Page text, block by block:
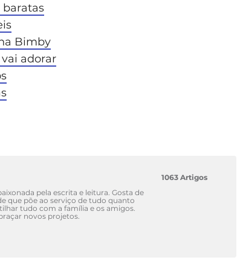
baratas
Bimby
adorar
pela escrita e leitura. Gosta de
que põe ao serviço de tudo quanto
tudo com a família e os amigos.
novos projetos.
1063 Artigos